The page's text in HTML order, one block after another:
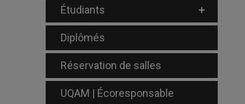
Étudiants
Diplômés
Réservation de salles
UQAM | Écoresponsable